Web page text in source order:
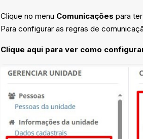
Clique no menu Comunicações para
Para configurar as regras de
Clique aqui para ver como